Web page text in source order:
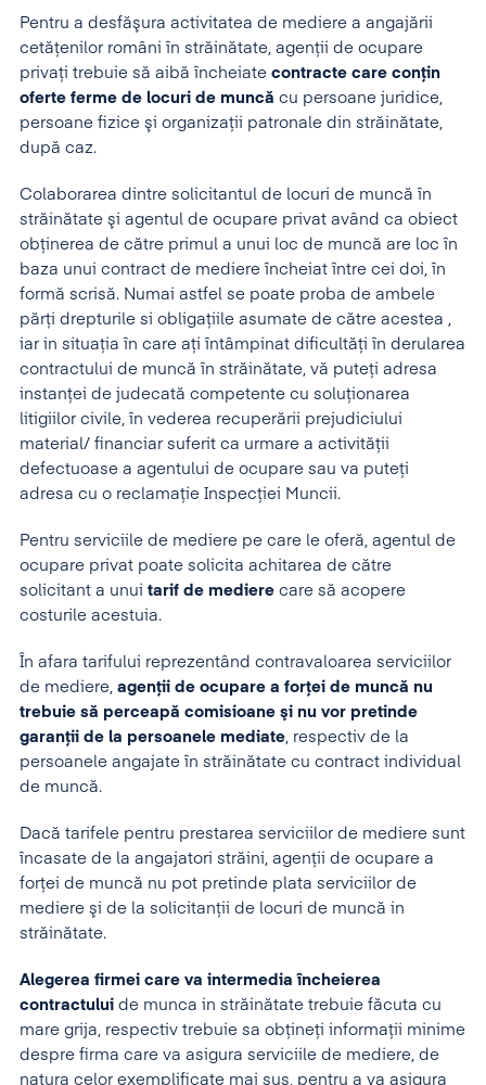
Pentru a desfăşura activitatea de mediere a angajării
cetăţenilor români în străinătate, agenţii de ocupare
privaţi trebuie să aibă încheiate contracte care conţin
oferte ferme de locuri de muncă cu persoane juridice,
persoane fizice şi organizaţii patronale din străinătate,
după caz.
Colaborarea dintre solicitantul de locuri de muncă în
străinătate şi agentul de ocupare privat având ca obiect
obţinerea de către primul a unui loc de muncă are loc în
baza unui contract de mediere încheiat între cei doi, în
formă scrisă. Numai astfel se poate proba de ambele
părţi drepturile si obligaţiile asumate de către acestea ,
iar in situaţia în care aţi întâmpinat dificultăţi în derularea
contractului de muncă în străinătate, vă puteţi adresa
instanţei de judecată competente cu soluţionarea
litigiilor civile, în vederea recuperării prejudiciului
material/ financiar suferit ca urmare a activităţii
defectuoase a agentului de ocupare sau va puteţi
adresa cu o reclamaţie Inspecţiei Muncii.
Pentru serviciile de mediere pe care le oferă, agentul de
ocupare privat poate solicita achitarea de către
solicitant a unui tarif de mediere care să acopere
costurile acestuia.
În afara tarifului reprezentând contravaloarea serviciilor
de mediere, agenţii de ocupare a forţei de muncă nu
trebuie să perceapă comisioane şi nu vor pretinde
garanţii de la persoanele mediate, respectiv de la
persoanele angajate în străinătate cu contract individual
de muncă.
Dacă tarifele pentru prestarea serviciilor de mediere sunt
încasate de la angajatori străini, agenţii de ocupare a
forţei de muncă nu pot pretinde plata serviciilor de
mediere şi de la solicitanţii de locuri de muncă in
străinătate.
Alegerea firmei care va intermedia încheierea
contractului de munca in străinătate trebuie făcuta cu
mare grija, respectiv trebuie sa obţineţi informaţii minime
despre firma care va asigura serviciile de mediere, de
natura celor exemplificate mai sus, pentru a va asigura